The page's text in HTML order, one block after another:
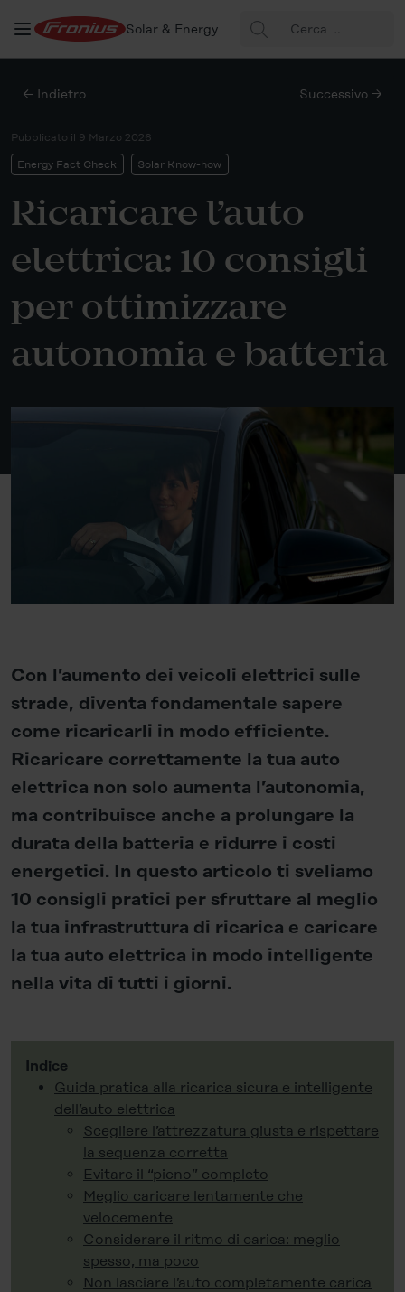
Solar & Energy Cerca:
← Indietro Successivo →
Pubblicato il 9 Marzo 2026
Energy Fact Check Solar Know-how
Ricaricare l’auto
elettrica: 10 consigli
per ottimizzare
autonomia e batteria
Con l’aumento dei veicoli elettrici sulle
strade, diventa fondamentale sapere
come ricaricarli in modo efficiente.
Ricaricare correttamente la tua auto
elettrica non solo aumenta l’autonomia,
ma contribuisce anche a prolungare la
durata della batteria e ridurre i costi
energetici. In questo articolo ti sveliamo
10 consigli pratici per sfruttare al meglio
la tua infrastruttura di ricarica e caricare
la tua auto elettrica in modo intelligente
nella vita di tutti i giorni.
Indice
Guida pratica alla ricarica sicura e intelligente
dell’auto elettrica
Scegliere l’attrezzatura giusta e rispettare
la sequenza corretta
Evitare il “pieno” completo
Meglio caricare lentamente che
velocemente
Considerare il ritmo di carica: meglio
spesso, ma poco
Non lasciare l’auto completamente carica